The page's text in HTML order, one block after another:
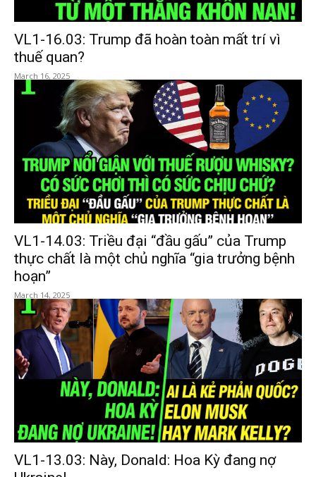
VL1-16.03: Trump đã hoàn toàn mất trí vì
thuế quan?
March 16, 2025
VL1-14.03: Triều đại “đầu gấu” của Trump
thực chất là một chủ nghĩa “gia trưởng bệnh
hoạn”
March 14, 2025
VL1-13.03: Này, Donald: Hoa Kỳ đang nợ